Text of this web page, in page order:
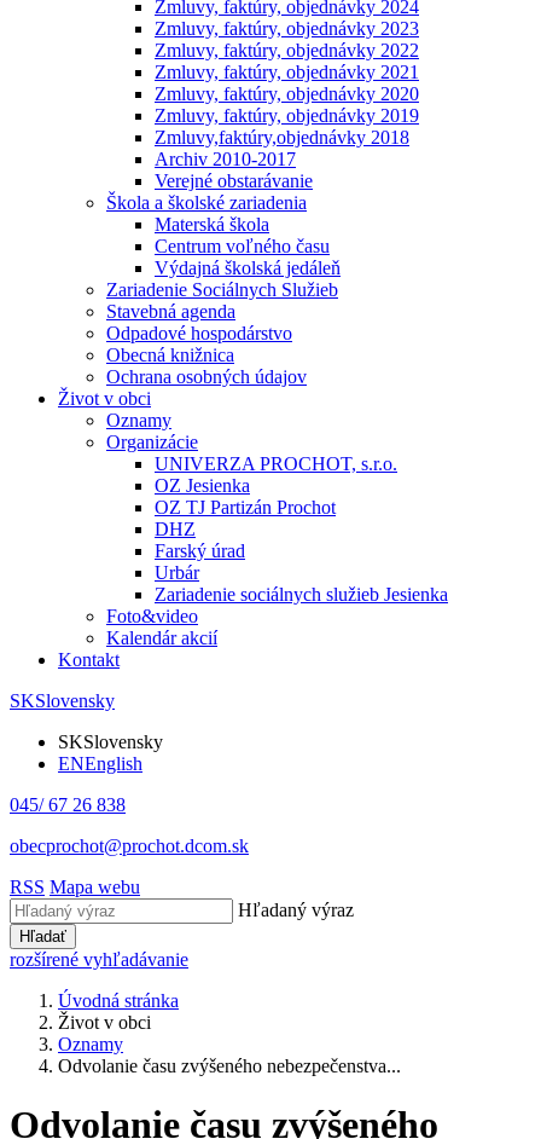
Zmluvy, faktúry, objednávky 2024
Zmluvy, faktúry, objednávky 2023
Zmluvy, faktúry, objednávky 2022
Zmluvy, faktúry, objednávky 2021
Zmluvy, faktúry, objednávky 2020
Zmluvy, faktúry, objednávky 2019
Zmluvy,faktúry,objednávky 2018
Archiv 2010-2017
Verejné obstarávanie
Škola a školské zariadenia
Materská škola
Centrum voľného času
Výdajná školská jedáleň
Zariadenie Sociálnych Služieb
Stavebná agenda
Odpadové hospodárstvo
Obecná knižnica
Ochrana osobných údajov
Život v obci
Oznamy
Organizácie
UNIVERZA PROCHOT, s.r.o.
OZ Jesienka
OZ TJ Partizán Prochot
DHZ
Farský úrad
Urbár
Zariadenie sociálnych služieb Jesienka
Foto&video
Kalendár akcií
Kontakt
SKSlovensky
SKSlovensky
ENEnglish
045/ 67 26 838
obecprochot@prochot.dcom.sk
RSS Mapa webu
Hľadaný výraz
Hľadať
rozšírené vyhľadávanie
Úvodná stránka
Život v obci
Oznamy
Odvolanie času zvýšeného nebezpečenstva...
Odvolanie času zvýšeného